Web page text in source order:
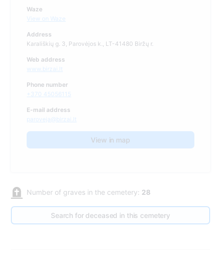
Waze
View on Waze
Address
Karališkių g. 3, Parovėjos k., LT-41480 Biržų r.
Web address
www.birzai.lt
Phone number
+370 45056115
E-mail address
paroveja@birzai.lt
View in map
Number of graves in the cemetery: 28
Search for deceased in this cemetery